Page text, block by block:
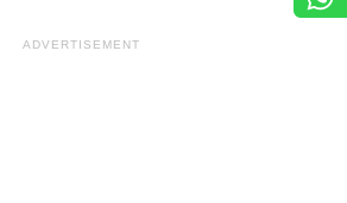
ADVERTISEMENT